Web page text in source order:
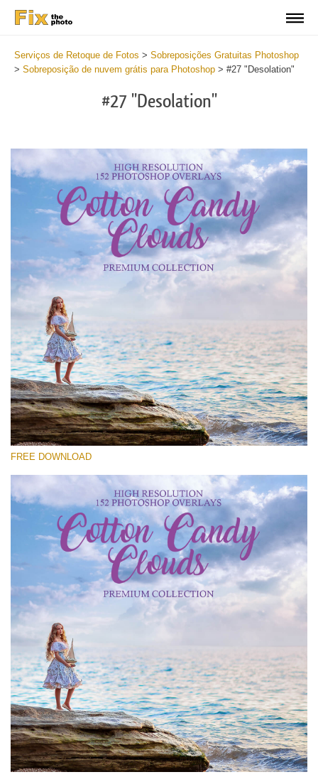
Serviços de Retoque de Fotos > Sobreposições Gratuitas Photoshop
> Sobreposição de nuvem grátis para Photoshop > #27 "Desolation"
#27 "Desolation"
Por favor selecione
Free Cloud Overlay #27
Small 800*533px
Cotton Candy Clouds
(152 Overlays)
Sky Boundless
(347 Overlays)
Large 6000*4000px
Entire Collection
(1783 Overlays)
Large 6000*4000px
Download Grátis
FREE DOWNLOAD